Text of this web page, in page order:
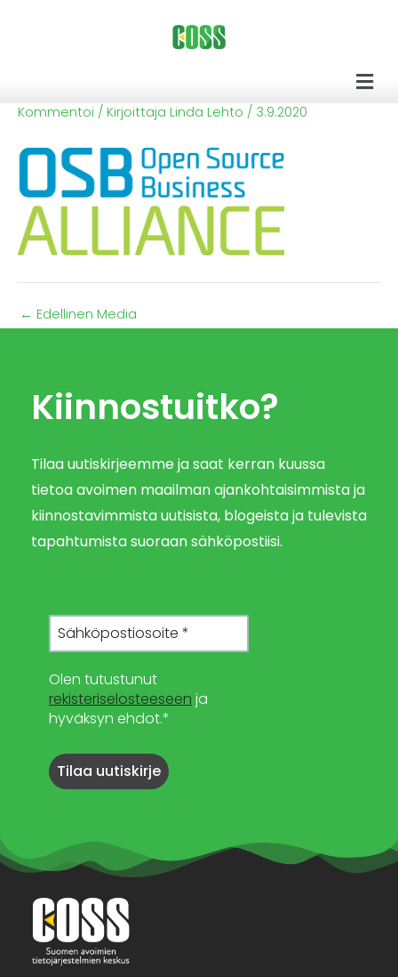
Kommentoi / Kirjoittaja Linda Lehto / 3.9.2020
← Edellinen Media
Kiinnostuitko?
Tilaa uutiskirjeemme ja saat kerran kuussa
tietoa avoimen maailman ajankohtaisimmista ja
kiinnostavimmista uutisista, blogeista ja tulevista
tapahtumista suoraan sähköpostiisi.
Olen tutustunut
rekisteriselosteeseen ja
hyväksyn ehdot.*